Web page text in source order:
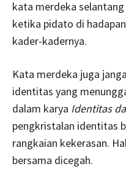
kata merdeka
ketika pidato di
kader-kadernya.
Kata merdeka juga
identitas yang
dalam karya Identitas
pengkristalan identitas
rangkaian kekerasan.
bersama dicegah.